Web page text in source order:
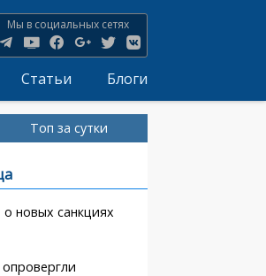
Мы в социальных сетях
Статьи Блоги
Топ за сутки
новых санкциях